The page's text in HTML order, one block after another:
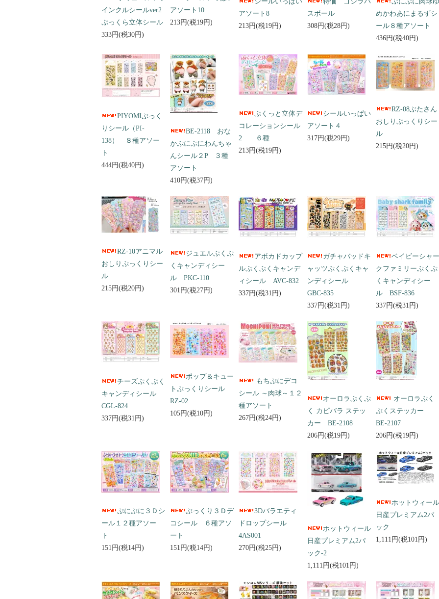
インクルシールver2
ぷっくら立体シール
333円(税30円)
アソート10
213円(税19円)
アソート8
213円(税19円)
スボール
308円(税28円)
めかわあにまるずシ
ール８種アソート
436円(税40円)
PIYOMIぷっく
りシール（PI-
138） ８種アソー
ト
444円(税40円)
BE-2118 おな
かぷにぷにわんちゃ
んシール２P ３種
アソート
410円(税37円)
ぷくっと立体デ
コレーションシール
2 ６種
213円(税19円)
シールいっぱい
アソート４
317円(税29円)
RZ-08ぶたさん
おしりぷっくりシー
ル
215円(税20円)
RZ-10アニマル
おしりぷっくりシー
ル
215円(税20円)
ジュエルぷくぷ
くキャンディシー
ル PKC-110
301円(税27円)
アボカドカップ
ルぷくぷくキャンデ
ィシール AVC-832
337円(税31円)
ガチャバッドキ
ャッツぷくぷくキャ
ンディシール
GBC-835
337円(税31円)
ベイビーシャー
クファミリーぷくぷ
くキャンディシー
ル BSF-836
337円(税31円)
チーズぷくぷく
キャンディシール
CGL-824
337円(税31円)
ポップ＆キュー
トぷっくりシール
RZ-02
105円(税10円)
もちぷにデコ
シール ～肉球～１２
種アソート
267円(税24円)
オーロラぷくぷ
く カピバラ ステッ
カー BE-2108
206円(税19円)
オーロラぷく
ぷくステッカー
BE-2107
206円(税19円)
ぷにぷに３Ｄシ
ール１２種アソー
ト
151円(税14円)
ぷっくり３Ｄデ
コシール ６種アソ
ート
151円(税14円)
3Dバラエティ
ドロップシール
4AS001
270円(税25円)
ホットウィール
日産プレミアム2パ
ック-2
1,111円(税101円)
ホットウィール
日産プレミアム2パ
ック
1,111円(税101円)